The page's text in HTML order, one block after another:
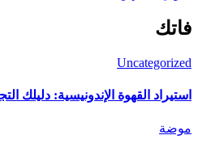
فاتك
Uncategorized
استيراد القهوة الإندونيسية: دليلك
موضة